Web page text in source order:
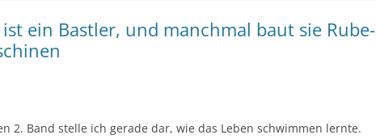
ein Bastler, und manchmal baut sie Rube-
2. Band stelle ich gerade dar, wie das Leben schwimmen lernte.